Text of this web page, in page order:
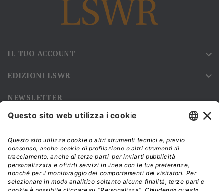
IL TUO ACCOUNT 
EDIZIONI LSWR 
NEWSLETTER
Iscriviti alla nostra newsletter e rimani sempre aggiornato sulle
Modalità di acquisto e tempi di spedizione